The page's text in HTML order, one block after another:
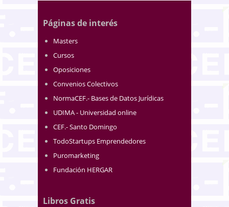
Páginas de interés
Masters
Cursos
Oposiciones
Convenios Colectivos
NormaCEF.- Bases de Datos Jurídicas
UDIMA - Universidad online
CEF.- Santo Domingo
TodoStartups Emprendedores
Puromarketing
Fundación HERGAR
Libros Gratis